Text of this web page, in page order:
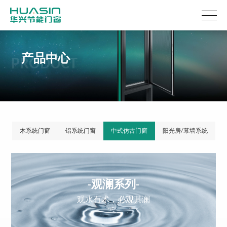
产品中心
PRODUCT
木系统门窗 铝系统门窗 中式仿古门窗 阳光房/幕墙系统
-观澜系列-
观水有术，必观其澜